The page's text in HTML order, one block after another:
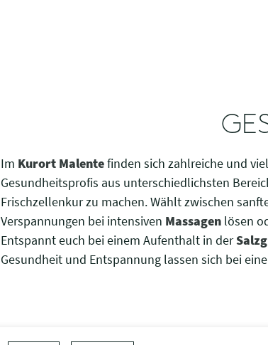
Im Kurort Malentefinden sich zahlreiche und
Gesundheitsprofis aus unterschiedlichsten
Frischzellenkur zu machen. Wählt zwischen
Verspannungen bei intensiven Massagen lösen
Entspannt euch bei einem Aufenthalt in der
Gesundheit und Entspannung lassen sich bei